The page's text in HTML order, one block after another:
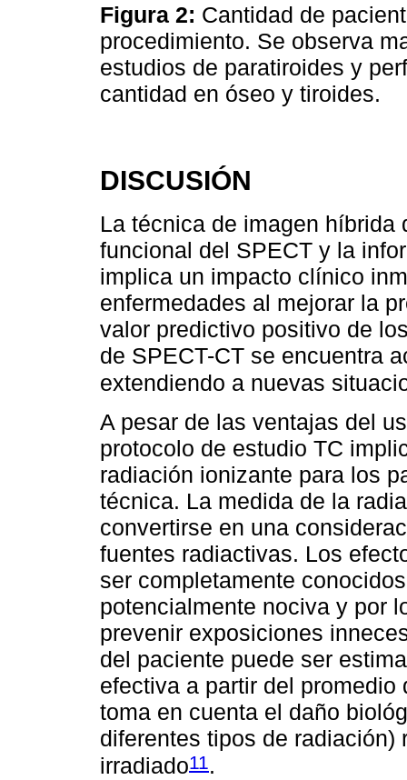
Figura 2: Cantidad de
procedimiento. Se observa
estudios de paratiroides y
cantidad en óseo y tiroides.
DISCUSIÓN
La técnica de imagen híbrida
funcional del SPECT y la
implica un impacto clínico
enfermedades al mejorar la
valor predictivo positivo de
de SPECT-CT se encuentra
extendiendo a nuevas
A pesar de las ventajas del
protocolo de estudio TC
radiación ionizante para los
técnica. La medida de la
convertirse en una
fuentes radiactivas. Los
ser completamente
potencialmente nociva y por
prevenir exposiciones
del paciente puede ser
efectiva a partir del
toma en cuenta el daño
diferentes tipos de
irradiado11.